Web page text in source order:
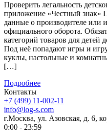
Проверить легальность
приложение «Честный знак»
данные о производителе или
официального оборота.
категорий товаров для детей
Под неё попадают игры и
куклы, настольные и
[…]
Подробнее
Контакты
+7 (499) 11-002-11
info@log-s.com
г.Москва, ул. Азовская, д. 6,
0:00 - 23:59